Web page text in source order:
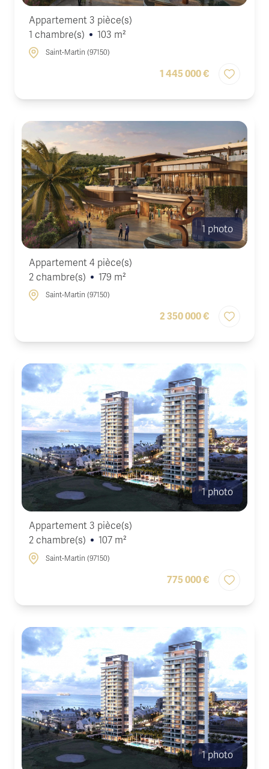
Appartement 3 pièce(s)
1 chambre(s)
103 m²
Saint-Martin (97150)
1 445 000 €
1 photo
Appartement 4 pièce(s)
2 chambre(s)
179 m²
Saint-Martin (97150)
2 350 000 €
1 photo
Appartement 3 pièce(s)
2 chambre(s)
107 m²
Saint-Martin (97150)
775 000 €
1 photo